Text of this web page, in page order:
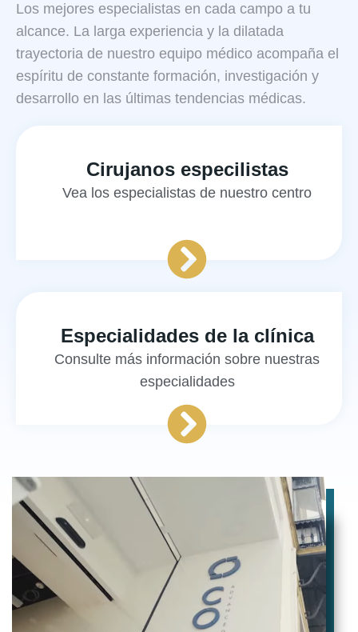
Los mejores especialistas en cada campo a tu
alcance. La larga experiencia y la dilatada
trayectoria de nuestro equipo médico acompaña el
espíritu de constante formación, investigación y
desarrollo en las últimas tendencias médicas.
Cirujanos especilistas
Vea los especialistas de nuestro centro
Especialidades de la clínica
Consulte más información sobre nuestras
especialidades